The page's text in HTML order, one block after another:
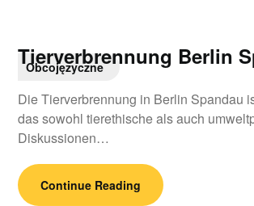
Obcojęzyczne
Tierverbrennung Berlin
Die Tierverbrennung in Berlin Spandau
das sowohl tierethische als auch
Diskussionen…
Continue Reading